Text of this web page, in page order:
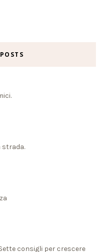
strada.
consigli per crescere